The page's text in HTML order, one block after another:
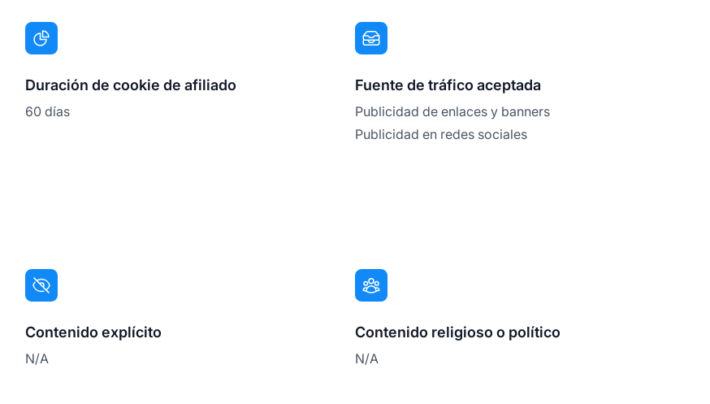
Duración de cookie de afiliado
60 días
Fuente de tráfico aceptada
Publicidad de enlaces y banners
Publicidad en redes sociales
Contenido explícito
N/A
Contenido religioso o político
N/A